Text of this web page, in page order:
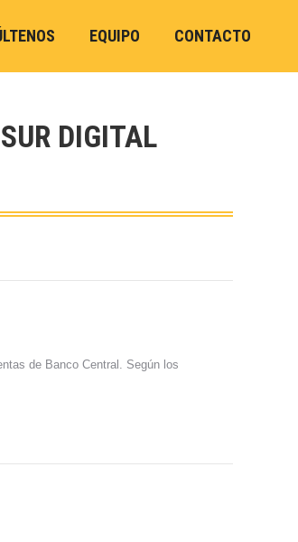
EQUIPO CONTACTO
DIGITAL
de Banco Central. Según los